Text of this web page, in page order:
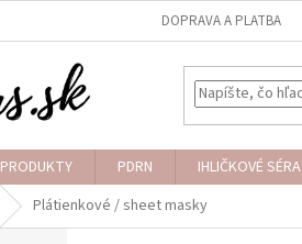
DOPRAVA A PLATBA
PRODUKTY PDRN IHLIČKOVÉ SÉRA
Plátienkové / sheet masky